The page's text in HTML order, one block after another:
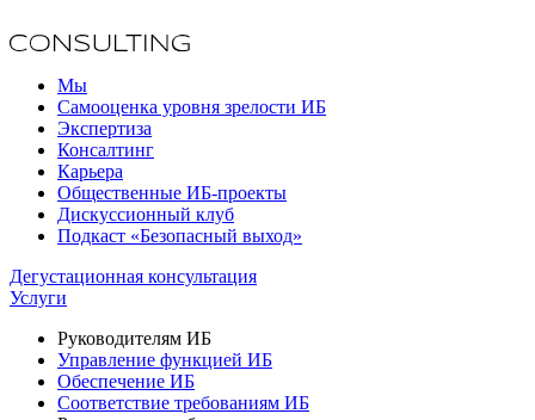
Мы
Самооценка уровня зрелости ИБ
Экспертиза
Консалтинг
Карьера
Общественные ИБ-проекты
Дискуссионный клуб
Подкаст «Безопасный выход»
Дегустационная консультация
Услуги
Руководителям ИБ
Управление функцией ИБ
Обеспечение ИБ
Соответствие требованиям ИБ